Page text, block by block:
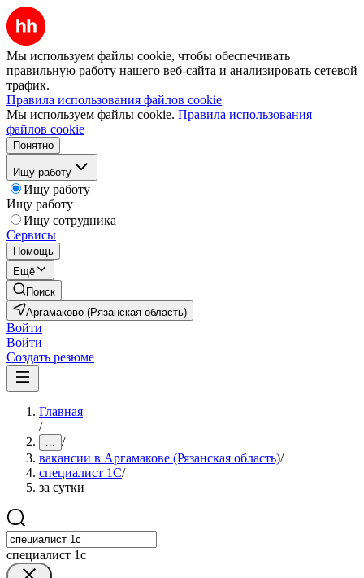
Мы используем файлы cookie, чтобы обеспечивать
правильную работу нашего веб-сайта и анализировать сетевой
трафик.
Правила использования файлов cookie
Мы используем файлы cookie. Правила использования
файлов cookie
Понятно
Ищу работу
Ищу работу
Ищу работу
Ищу сотрудника
Сервисы
Помощь
Ещё
Поиск
Аргамаково (Рязанская область)
Войти
Войти
Создать резюме
Главная
/
... /
вакансии в Аргамакове (Рязанская область)/
специалист 1С/
за сутки
специалист 1с